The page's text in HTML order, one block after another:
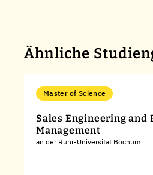
Ähnliche
Master of Science
Sales Engineering and
Management
an der Ruhr-Universität Bochum